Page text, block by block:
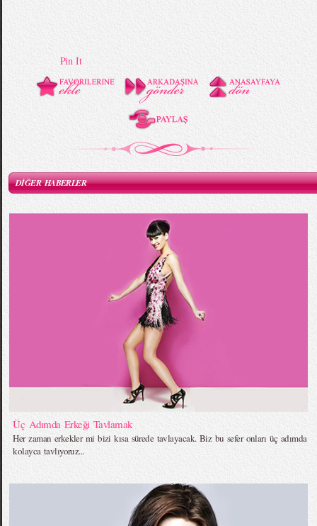
Pin It
DİĞER HABERLER
Üç Adımda Erkeği Tavlamak
Her zaman erkekler mi bizi kısa sürede tavlayacak. Biz bu sefer onları üç adımda
kolayca tavlıyoruz...